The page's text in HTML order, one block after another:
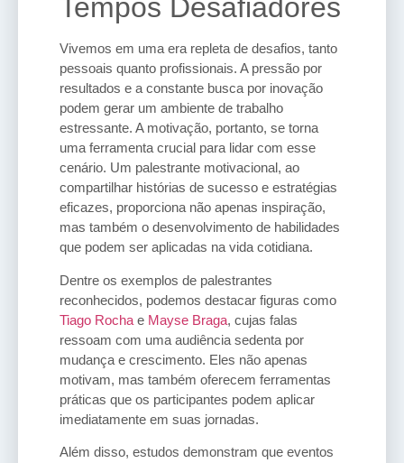
Tempos Desafiadores
Vivemos em uma era repleta de desafios, tanto
pessoais quanto profissionais. A pressão por
resultados e a constante busca por inovação
podem gerar um ambiente de trabalho
estressante. A motivação, portanto, se torna
uma ferramenta crucial para lidar com esse
cenário. Um palestrante motivacional, ao
compartilhar histórias de sucesso e estratégias
eficazes, proporciona não apenas inspiração,
mas também o desenvolvimento de habilidades
que podem ser aplicadas na vida cotidiana.
Dentre os exemplos de palestrantes
reconhecidos, podemos destacar figuras como
Tiago Rocha e Mayse Braga, cujas falas
ressoam com uma audiência sedenta por
mudança e crescimento. Eles não apenas
motivam, mas também oferecem ferramentas
práticas que os participantes podem aplicar
imediatamente em suas jornadas.
Além disso, estudos demonstram que eventos